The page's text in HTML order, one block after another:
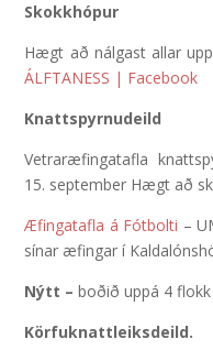
Skokkhópur
Hægt að nálgast allar
ÁLFTANESS | Facebook
Knattspyrnudeild
Vetraræfingatafla
15. september Hægt að
Æfingatafla á Fótbolti –
sínar æfingar í
Nýtt – boðið uppá 4
Körfuknattleiksdeild.